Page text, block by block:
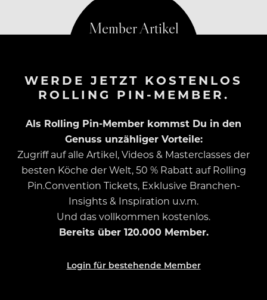
WERDE JETZT KOSTENLOS
ROLLING PIN-MEMBER.
Als Rolling Pin-Member kommst Du in den
Genuss unzähliger Vorteile:
Zugriff auf alle Artikel, Videos & Masterclasses der
besten Köche der Welt, 50 % Rabatt auf Rolling
Pin.Convention Tickets, Exklusive Branchen-
Insights & Inspiration u.v.m.
Und das vollkommen kostenlos.
Bereits über 120.000 Member.
Login für bestehende Member